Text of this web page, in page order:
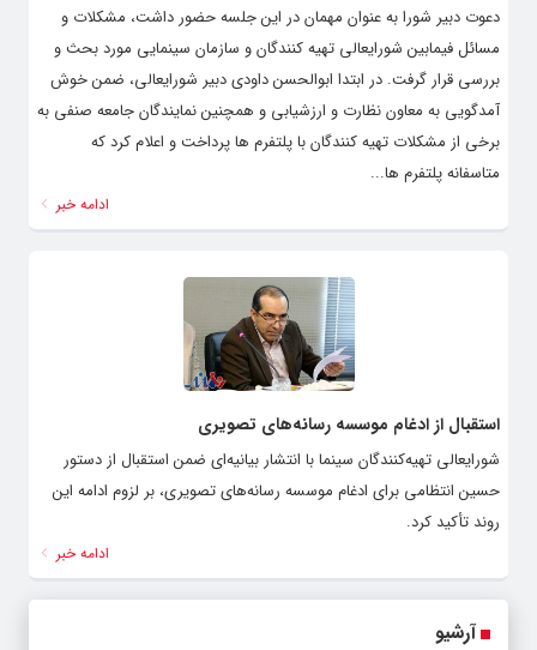
دعوت دبیر شورا به عنوان مهمان در این جلسه حضور داشت، مشکلات و
مسائل فیمابین شورایعالی تهیه کنندگان و سازمان سینمایی مورد بحث و
بررسی قرار گرفت. در ابتدا ابوالحسن داودی دبیر شورایعالی، ضمن خوش
آمدگویی به معاون نظارت و ارزشیابی و همچنین نمایندگان جامعه صنفی به
برخی از مشکلات تهیه کنندگان با پلتفرم ها پرداخت و اعلام کرد که
متاسفانه پلتفرم ها...
ادامه خبر
استقبال از ادغام موسسه رسانه‌های تصویری
شورایعالی تهیه‌کنندگان سینما با انتشار بیانیه‌ای ضمن استقبال از دستور
حسین انتظامی برای ادغام موسسه رسانه‌های تصویری، بر لزوم ادامه این
روند تأکید کرد.
ادامه خبر
آرشیو